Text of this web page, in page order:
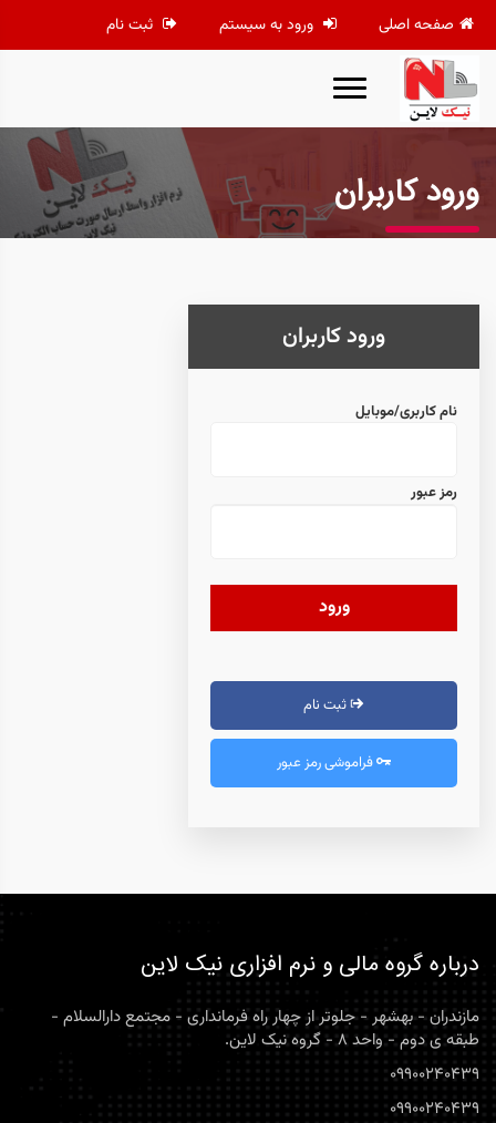
صفحه اصلی ورود به سیستم ثبت نام
ورود کاربران
ورود کاربران
نام کاربری/موبایل
رمز عبور
ورود
ثبت نام
فراموشی رمز عبور
درباره گروه مالی و نرم افزاری نیک لاین
مازندران - بهشهر - جلوتر از چهار راه فرمانداری - مجتمع دارالسلام -
طبقه ی دوم - واحد 8 - گروه نیک لاین.
09900240439
09900240439